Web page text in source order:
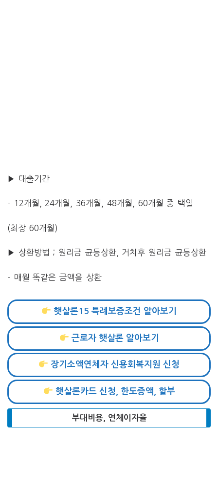
▶ 대출기간
– 12개월, 24개월 , 36개월 , 48개월, 60개월 중 택일
(최장 60개월)
▶ 상환방법 ; 원리금 균등상환, 거치후 원리금 균등상환
– 매월 똑같은 금액을 상환
햇살론15 특례보증조건 알아보기
근로자 햇살론 알아보기
장기소액연체자 신용회복지원 신청
햇살론카드 신청, 한도증액, 할부
부대비용, 연체이자율